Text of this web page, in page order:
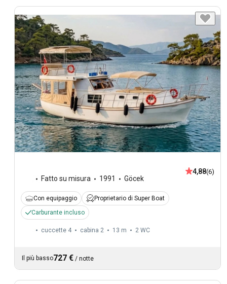
Fatto su misura 1991 Göcek
4,88(6)
Con equipaggio
Proprietario di Super Boat
Carburante incluso
cuccette 4 cabina 2 13 m 2 WC
Il più basso727 € / notte